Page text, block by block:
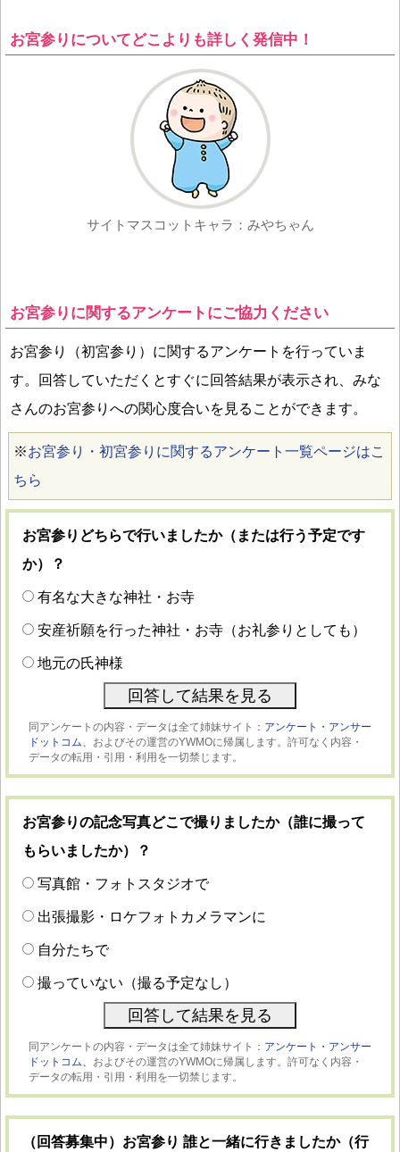
お宮参りについてどこよりも詳しく発信中！
サイトマスコットキャラ：みやちゃん
お宮参りに関するアンケートにご協力ください
お宮参り（初宮参り）に関するアンケートを行っていま
す。回答していただくとすぐに回答結果が表示され、みな
さんのお宮参りへの関心度合いを見ることができます。
※お宮参り・初宮参りに関するアンケート一覧ページはこ
ちら
お宮参りどちらで行いましたか（または行う予定です
か）？
有名な大きな神社・お寺
安産祈願を行った神社・お寺（お礼参りとしても）
地元の氏神様
同アンケートの内容・データは全て姉妹サイト： アンケート・アンサー
ドットコム、 およびその運営のYWMOに帰属します。許可なく内容・
データの転用・引用・利用を一切禁じます。
お宮参りの記念写真どこで撮りましたか（誰に撮って
もらいましたか）？
写真館・フォトスタジオで
出張撮影・ロケフォトカメラマンに
自分たちで
撮っていない（撮る予定なし）
同アンケートの内容・データは全て姉妹サイト： アンケート・アンサー
ドットコム、 およびその運営のYWMOに帰属します。許可なく内容・
データの転用・引用・利用を一切禁じます。
（回答募集中）お宮参り 誰と一緒に行きましたか（行